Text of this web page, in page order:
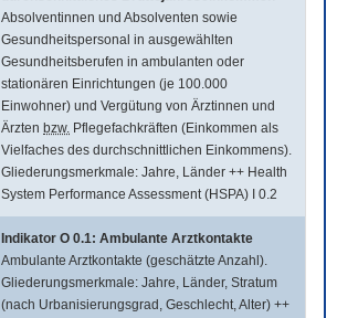
Absolventinnen und Absolventen sowie
Gesundheitspersonal in ausgewählten
Gesundheitsberufen in ambulanten oder
stationären Einrichtungen (je 100.000
Einwohner) und Vergütung von Ärztinnen und
Ärzten bzw. Pflegefachkräften (Einkommen als
Vielfaches des durchschnittlichen Einkommens).
Gliederungsmerkmale: Jahre, Länder ++ Health
System Performance Assessment (HSPA) I 0.2
Indikator O 0.1: Ambulante Arztkontakte
Ambulante Arztkontakte (geschätzte Anzahl).
Gliederungsmerkmale: Jahre, Länder, Stratum
(nach Urbanisierungsgrad, Geschlecht, Alter) ++